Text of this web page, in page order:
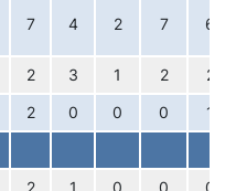
7 4 2 7 6
2 3 1 2 2
2 0 0 0 1